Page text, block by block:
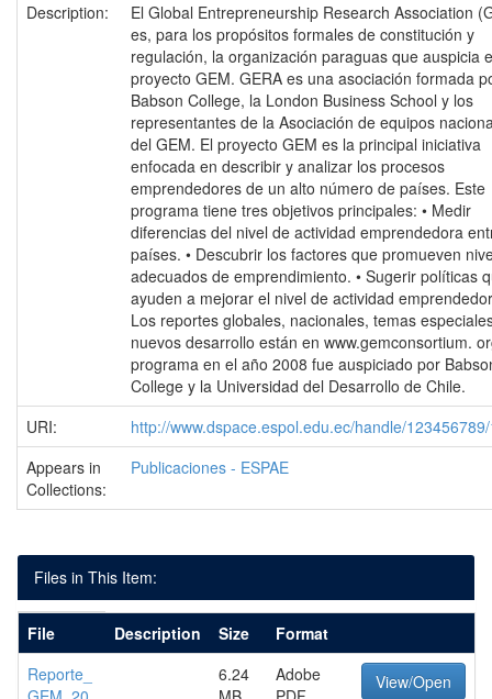
Description:
El Global Entrepreneurship Research Association
es, para los propósitos formales de constitución y
regulación, la organización paraguas que auspicia
proyecto GEM. GERA es una asociación formada
Babson College, la London Business School y los
representantes de la Asociación de equipos
del GEM. El proyecto GEM es la principal iniciativa
enfocada en describir y analizar los procesos
emprendedores de un alto número de países. Este
programa tiene tres objetivos principales: • Medir
diferencias del nivel de actividad emprendedora
países. • Descubrir los factores que promueven
adecuados de emprendimiento. • Sugerir políticas
ayuden a mejorar el nivel de actividad
Los reportes globales, nacionales, temas
nuevos desarrollo están en www.gemconsortium.
programa en el año 2008 fue auspiciado por
College y la Universidad del Desarrollo de Chile.
URI:
http://www.dspace.espol.edu.ec/handle/
Appears in
Collections:
Publicaciones - ESPAE
Files in This Item:
File Description Size
Format
Reporte_
6.24
Adobe
View/Open